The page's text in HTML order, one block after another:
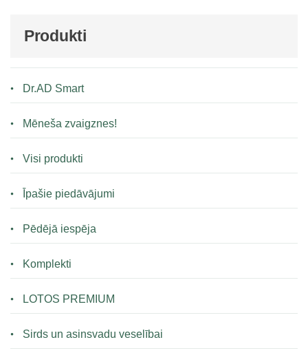
Produkti
Dr.AD Smart
Mēneša zvaigznes!
Visi produkti
Īpašie piedāvājumi
Pēdējā iespēja
Komplekti
LOTOS PREMIUM
Sirds un asinsvadu veselībai